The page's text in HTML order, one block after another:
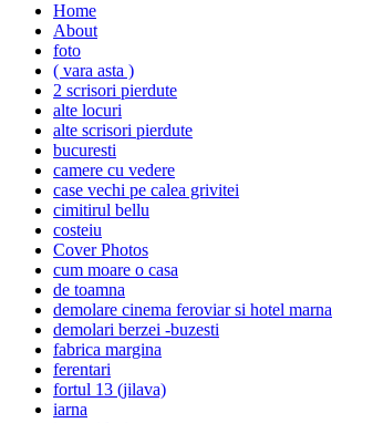
Home
About
foto
( vara asta )
2 scrisori pierdute
alte locuri
alte scrisori pierdute
bucuresti
camere cu vedere
case vechi pe calea grivitei
cimitirul bellu
costeiu
Cover Photos
cum moare o casa
de toamna
demolare cinema feroviar si hotel marna
demolari berzei -buzesti
fabrica margina
ferentari
fortul 13 (jilava)
iarna